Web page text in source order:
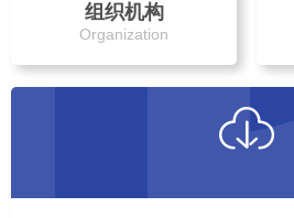
组织机构
Organization